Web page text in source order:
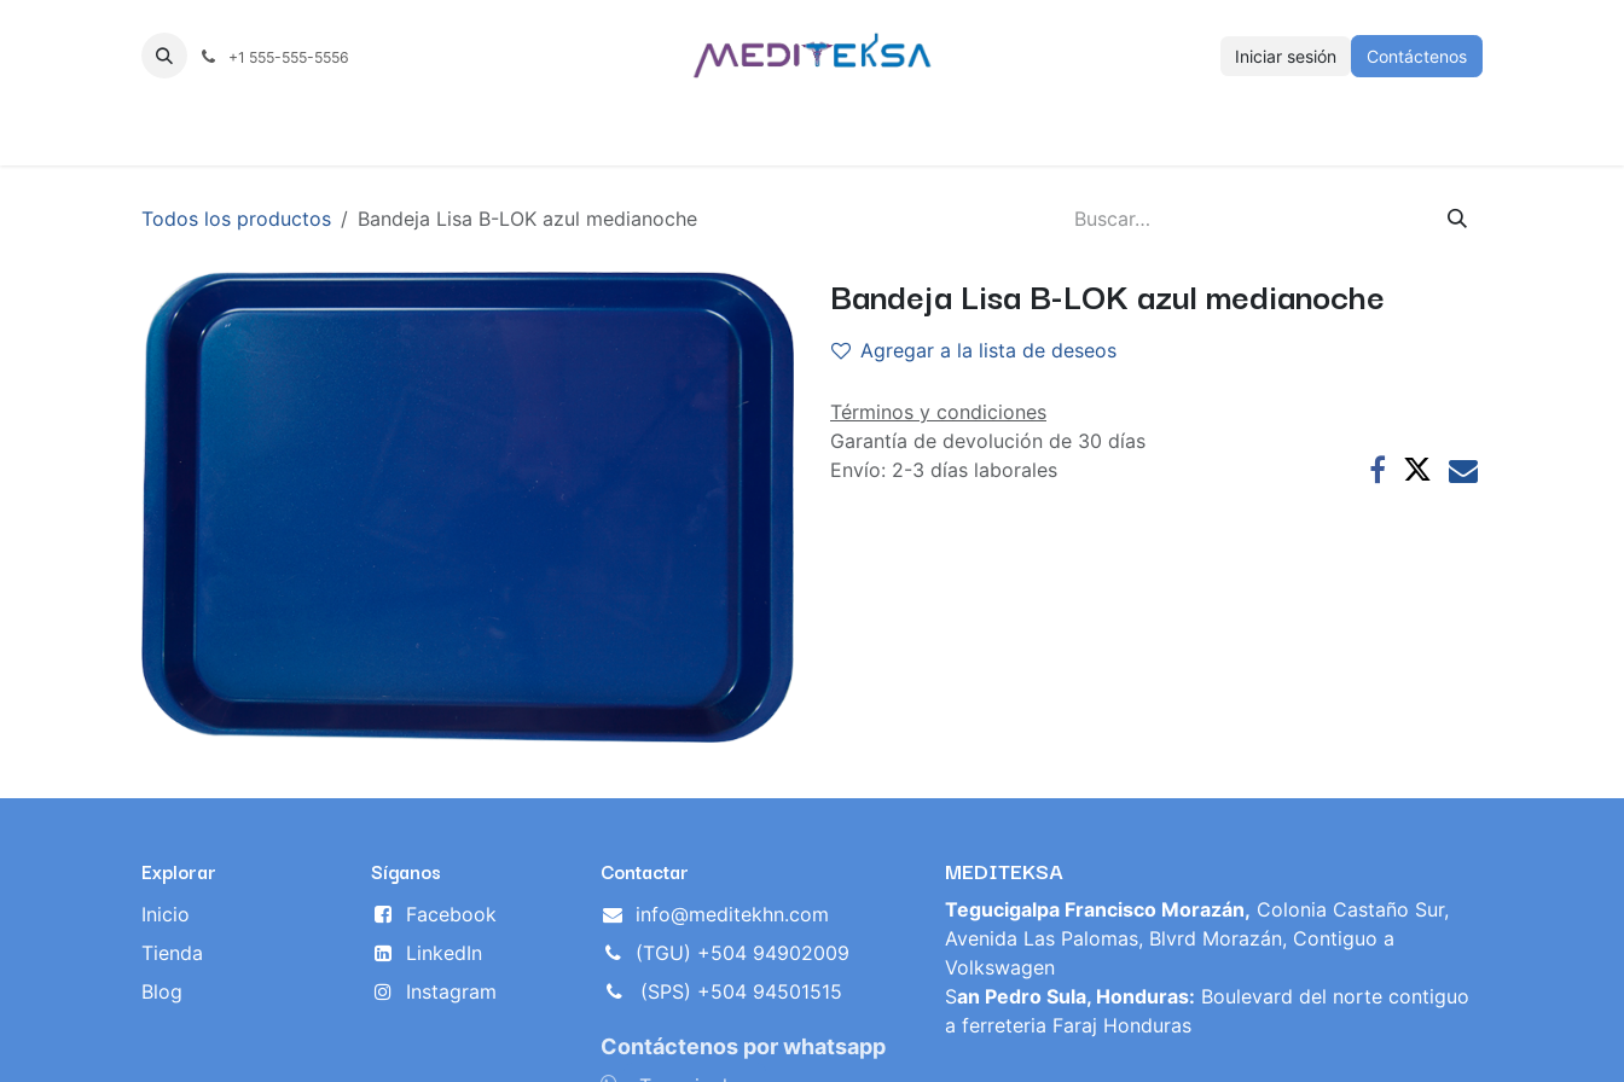
+1 555-555-5556 Iniciar sesión Contáctenos
Todos los productos Bandeja Lisa B-LOK azul medianoche
Bandeja Lisa B-LOK azul medianoche
Agregar a la lista de deseos
Términos y condiciones
Garantía de devolución de 30 días
Envío: 2-3 días laborales
Explorar
Inicio
Tienda
Blog
Síganos
Facebook
LinkedIn
Instagram
Contactar
info@meditekhn.com
(TGU) +504 94902009
(SPS) +504 94501515
Contáctenos por whatsapp
MEDITEKSA
Tegucigalpa Francisco Morazán, Colonia Castaño Sur,
Avenida Las Palomas, Blvrd Morazán, Contiguo a
Volkswagen
San Pedro Sula, Honduras: Boulevard del norte contiguo
a ferreteria Faraj Honduras